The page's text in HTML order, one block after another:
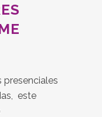
presenciales
este